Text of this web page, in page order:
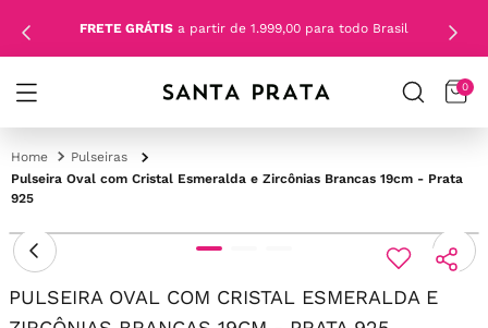
FRETE GRÁTIS a partir de 1.999,00 para todo Brasil
0
Pulseiras
Pulseira Oval com Cristal Esmeralda e Zircônias Brancas 19cm - Prata
925
PULSEIRA OVAL COM CRISTAL ESMERALDA E